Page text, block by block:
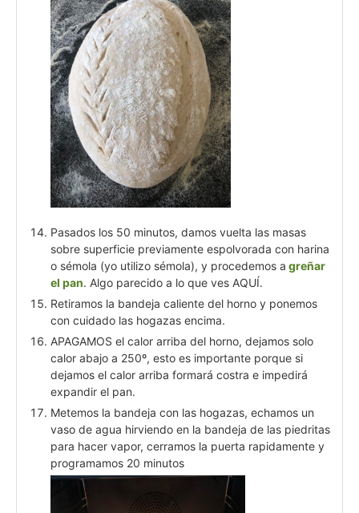
Pasados los 50 minutos, damos vuelta las masas
sobre superficie previamente espolvorada con harina
o sémola (yo utilizo sémola), y procedemos a greñar
el pan. Algo parecido a lo que ves AQUÍ.
Retiramos la bandeja caliente del horno y ponemos
con cuidado las hogazas encima.
APAGAMOS el calor arriba del horno, dejamos solo
calor abajo a 250º, esto es importante porque si
dejamos el calor arriba formará costra e impedirá
expandir el pan.
Metemos la bandeja con las hogazas, echamos un
vaso de agua hirviendo en la bandeja de las piedritas
para hacer vapor, cerramos la puerta rapidamente y
programamos 20 minutos